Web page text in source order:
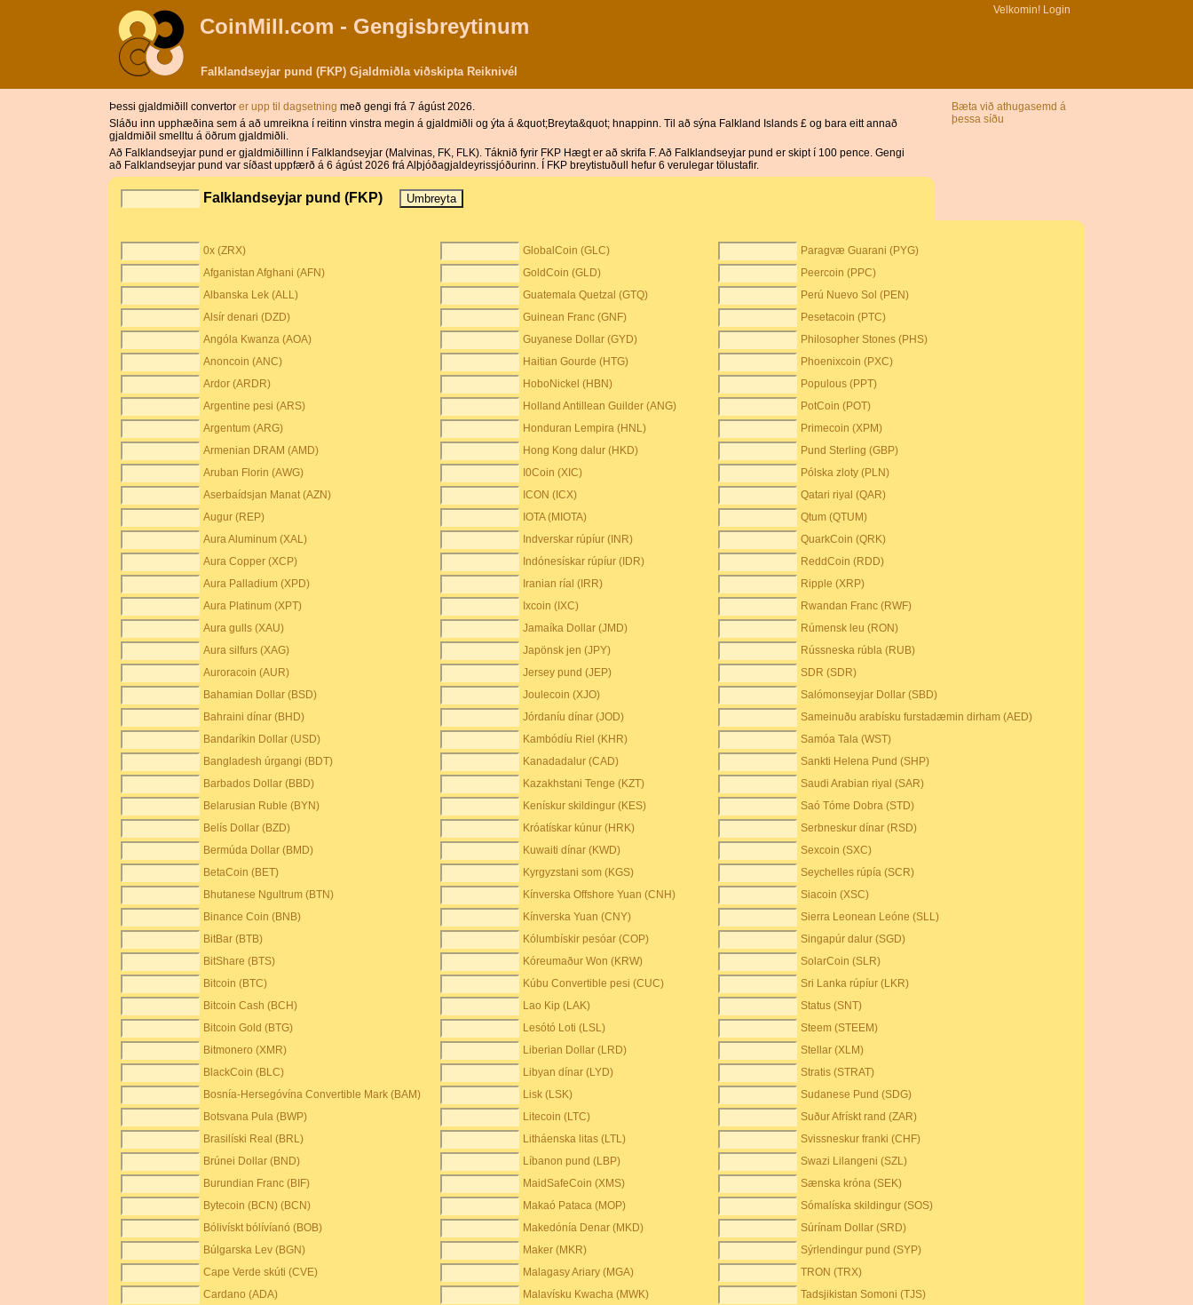
CoinMill.com - Gengisbreytinum
Velkomin! Login
Falklandseyjar pund (FKP) Gjaldmiðla viðskipta Reiknivél
Þessi gjaldmiðill convertor er upp til dagsetning með gengi frá 7 ágúst 2026.
Sláðu inn upphæðina sem á að umreikna í reitinn vinstra megin á gjaldmiðli og ýta á &quot;Breyta&quot; hnappinn. Til að sýna Falkland Islands £ og bara eitt annað
gjaldmiðil smelltu á öðrum gjaldmiðli.
Að Falklandseyjar pund er gjaldmiðillinn í Falklandseyjar (Malvinas, FK, FLK). Táknið fyrir FKP Hægt er að skrifa F. Að Falklandseyjar pund er skipt í 100 pence. Gengi
að Falklandseyjar pund var síðast uppfærð á 6 ágúst 2026 frá Alþjóðagjaldeyrissjóðurinn. Í FKP breytistuðull hefur 6 verulegar tölustafir.
Bæta við athugasemd á
þessa síðu
Falklandseyjar pund (FKP)
0x (ZRX) GlobalCoin (GLC)
Paragvæ Guarani (PYG)
Afganistan Afghani (AFN)
GoldCoin (GLD)
Peercoin (PPC)
Albanska Lek (ALL)
Guatemala Quetzal (GTQ)
Perú Nuevo Sol (PEN)
Alsír denari (DZD)
Guinean Franc (GNF)
Pesetacoin (PTC)
Angóla Kwanza (AOA)
Guyanese Dollar (GYD)
Philosopher Stones (PHS)
Anoncoin (ANC)
Haitian Gourde (HTG)
Phoenixcoin (PXC)
Ardor (ARDR)
HoboNickel (HBN)
Populous (PPT)
Argentine pesi (ARS)
Holland Antillean Guilder (ANG)
PotCoin (POT)
Argentum (ARG)
Honduran Lempira (HNL)
Primecoin (XPM)
Armenian DRAM (AMD)
Hong Kong dalur (HKD)
Pund Sterling (GBP)
Aruban Florin (AWG)
I0Coin (XIC)
Pólska zloty (PLN)
Aserbaídsjan Manat (AZN)
ICON (ICX)
Qatari riyal (QAR)
Augur (REP)
IOTA (MIOTA)
Qtum (QTUM)
Aura Aluminum (XAL)
Indverskar rúpíur (INR)
QuarkCoin (QRK)
Aura Copper (XCP)
Indónesískar rúpíur (IDR)
ReddCoin (RDD)
Aura Palladium (XPD)
Iranian ríal (IRR)
Ripple (XRP)
Aura Platinum (XPT)
Ixcoin (IXC)
Rwandan Franc (RWF)
Aura gulls (XAU)
Jamaíka Dollar (JMD)
Rúmensk leu (RON)
Aura silfurs (XAG)
Japönsk jen (JPY)
Rússneska rúbla (RUB)
Auroracoin (AUR)
Jersey pund (JEP)
SDR (SDR)
Bahamian Dollar (BSD)
Joulecoin (XJO)
Salómonseyjar Dollar (SBD)
Bahraini dínar (BHD)
Jórdaníu dínar (JOD)
Sameinuðu arabísku furstadæmin dirham (AED)
Bandaríkin Dollar (USD)
Kambódíu Riel (KHR)
Samóa Tala (WST)
Bangladesh úrgangi (BDT)
Kanadadalur (CAD)
Sankti Helena Pund (SHP)
Barbados Dollar (BBD)
Kazakhstani Tenge (KZT)
Saudi Arabian riyal (SAR)
Belarusian Ruble (BYN)
Kenískur skildingur (KES)
Saó Tóme Dobra (STD)
Belís Dollar (BZD)
Króatískar kúnur (HRK)
Serbneskur dínar (RSD)
Bermúda Dollar (BMD)
Kuwaiti dínar (KWD)
Sexcoin (SXC)
BetaCoin (BET)
Kyrgyzstani som (KGS)
Seychelles rúpía (SCR)
Bhutanese Ngultrum (BTN)
Kínverska Offshore Yuan (CNH)
Siacoin (XSC)
Binance Coin (BNB)
Kínverska Yuan (CNY)
Sierra Leonean Leóne (SLL)
BitBar (BTB)
Kólumbískir pesóar (COP)
Singapúr dalur (SGD)
BitShare (BTS)
Kóreumaður Won (KRW)
SolarCoin (SLR)
Bitcoin (BTC)
Kúbu Convertible pesi (CUC)
Sri Lanka rúpíur (LKR)
Bitcoin Cash (BCH)
Lao Kip (LAK)
Status (SNT)
Bitcoin Gold (BTG)
Lesótó Loti (LSL)
Steem (STEEM)
Bitmonero (XMR)
Liberian Dollar (LRD)
Stellar (XLM)
BlackCoin (BLC)
Libyan dínar (LYD)
Stratis (STRAT)
Bosnía-Hersegóvína Convertible Mark (BAM)
Lisk (LSK)
Sudanese Pund (SDG)
Botsvana Pula (BWP)
Litecoin (LTC)
Suður Afrískt rand (ZAR)
Brasilíski Real (BRL)
Litháenska litas (LTL)
Svissneskur franki (CHF)
Brúnei Dollar (BND)
Líbanon pund (LBP)
Swazi Lilangeni (SZL)
Burundian Franc (BIF)
MaidSafeCoin (XMS)
Sænska króna (SEK)
Bytecoin (BCN) (BCN)
Makaó Pataca (MOP)
Sómalíska skildingur (SOS)
Bólivískt bólívíanó (BOB)
Makedónía Denar (MKD)
Súrínam Dollar (SRD)
Búlgarska Lev (BGN)
Maker (MKR)
Sýrlendingur pund (SYP)
Cape Verde skúti (CVE)
Malagasy Ariary (MGA)
TRON (TRX)
Cardano (ADA)
Malavísku Kwacha (MWK)
Tadsjikistan Somoni (TJS)